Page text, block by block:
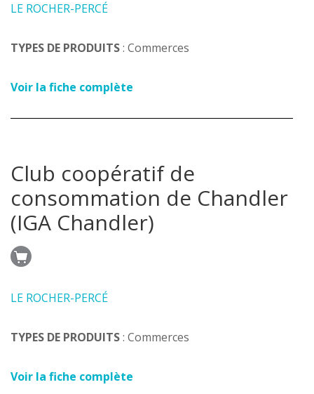
LE ROCHER-PERCÉ
TYPES DE PRODUITS: Commerces
Voir la fiche complète
Club coopératif de
consommation de Chandler
(IGA Chandler)
LE ROCHER-PERCÉ
TYPES DE PRODUITS: Commerces
Voir la fiche complète